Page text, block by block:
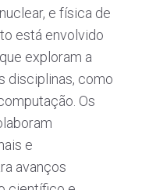
e física de
está envolvido
exploram a
disciplinas, como
Os
e
avanços